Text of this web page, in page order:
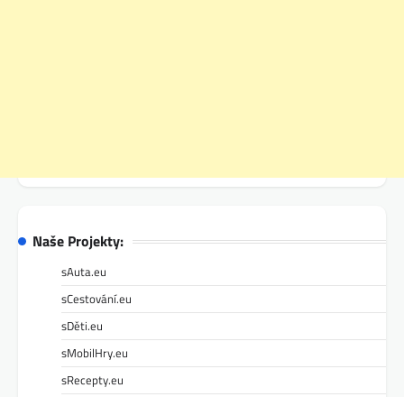
Naše Projekty:
sAuta.eu
sCestování.eu
sDěti.eu
sMobilHry.eu
sRecepty.eu